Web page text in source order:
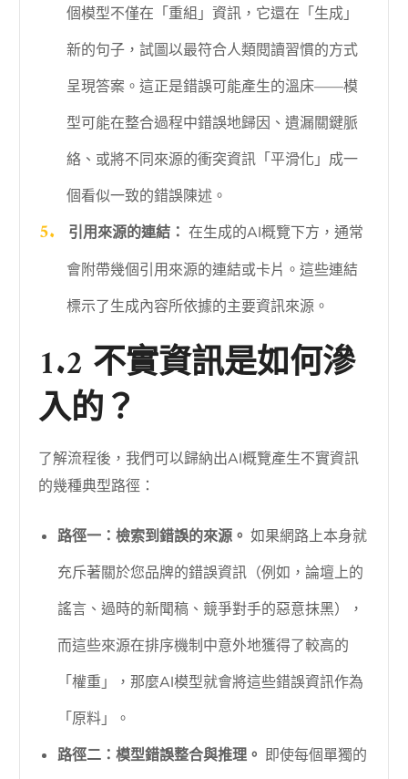
個模型不僅在「重組」資訊，它還在「生成」
新的句子，試圖以最符合人類閱讀習慣的方式
呈現答案。這正是錯誤可能產生的溫床——模
型可能在整合過程中錯誤地歸因、遺漏關鍵脈
絡、或將不同來源的衝突資訊「平滑化」成一
個看似一致的錯誤陳述。
引用來源的連結： 在生成的AI概覽下方，通常
會附帶幾個引用來源的連結或卡片。這些連結
標示了生成內容所依據的主要資訊來源。
1.2 不實資訊是如何滲
入的？
了解流程後，我們可以歸納出AI概覽產生不實資訊
的幾種典型路徑：
路徑一：檢索到錯誤的來源。 如果網路上本身就
充斥著關於您品牌的錯誤資訊（例如，論壇上的
謠言、過時的新聞稿、競爭對手的惡意抹黑），
而這些來源在排序機制中意外地獲得了較高的
「權重」，那麼AI模型就會將這些錯誤資訊作為
「原料」。
路徑二：模型錯誤整合與推理。 即使每個單獨的